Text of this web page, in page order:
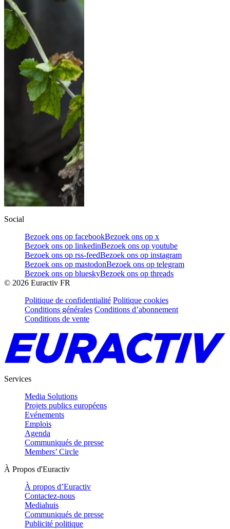
Social
Bezoek ons op facebookBezoek ons op x
Bezoek ons op linkedinBezoek ons op youtube
Bezoek ons op rss-feedBezoek ons op instagram
Bezoek ons op mastodonBezoek ons op telegram
Bezoek ons op blueskyBezoek ons op threads
© 2026 Euractiv FR
Politique de confidentialité Politique cookies
Conditions générales Conditions d’abonnement
Conditions de vente
Services
Media Solutions
Projets publics européens
Evénements
Emplois
Agenda
Communiqués de presse
Members’ Circle
À Propos d'Euractiv
À propos d’Euractiv
Contactez-nous
Mediahuis
Communiqués de presse
Publicité politique